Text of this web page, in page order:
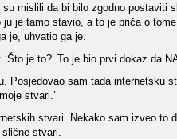
mislili da bi bilo zgodno postaviti
je tamo stavio, a to je priča o
je, uhvatio ga je.
je to?’ To je bio prvi dokaz da
Posjedovao sam tada internetsku
stvari.’
stvari. Nekako sam izveo to
slične stvari.